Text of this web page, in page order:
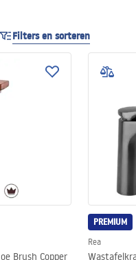
Filters en sorteren
Brush Copper
PREMIUM
Rea